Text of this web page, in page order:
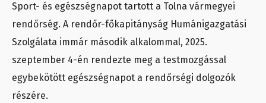
Sport- és egészségnapot tartott a Tolna vármegyei
rendőrség. A rendőr-főkapitányság Humánigazgatási
Szolgálata immár második alkalommal, 2025.
szeptember 4-én rendezte meg a testmozgással
egybekötött egészségnapot a rendőrségi dolgozók
részére.